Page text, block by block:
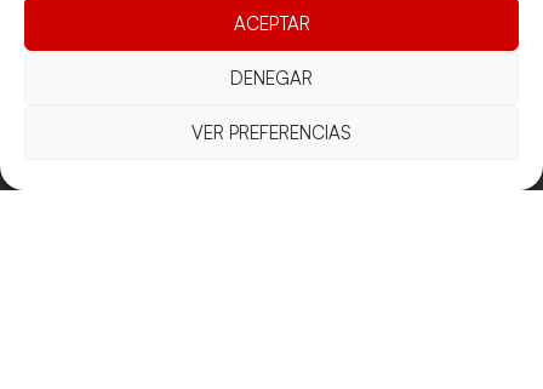
ACEPTAR
DENEGAR
VER PREFERENCIAS
Presidència
Competiciones
Competiciones
Vólei neu
Funcionament
Transparència
Eleccions